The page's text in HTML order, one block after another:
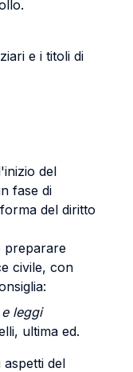
e i titoli di
del
fase di
del diritto
preparare
civile, con
leggi
ultima ed.
del